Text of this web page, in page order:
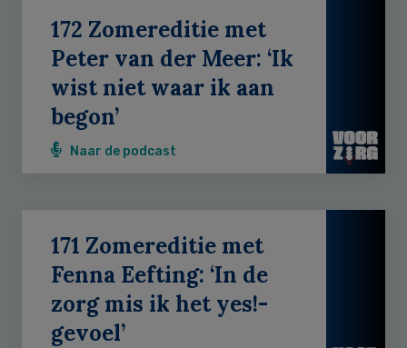
172 Zomereditie met
Peter van der Meer: ‘Ik
wist niet waar ik aan
begon’
Naar de podcast
171 Zomereditie met
Fenna Eefting: ‘In de
zorg mis ik het yes!-
gevoel’